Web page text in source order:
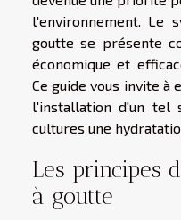
l'environnement. Le
goutte se présente
économique et
Ce guide vous invite
l'installation d'un tel
cultures une
Les principes
à goutte